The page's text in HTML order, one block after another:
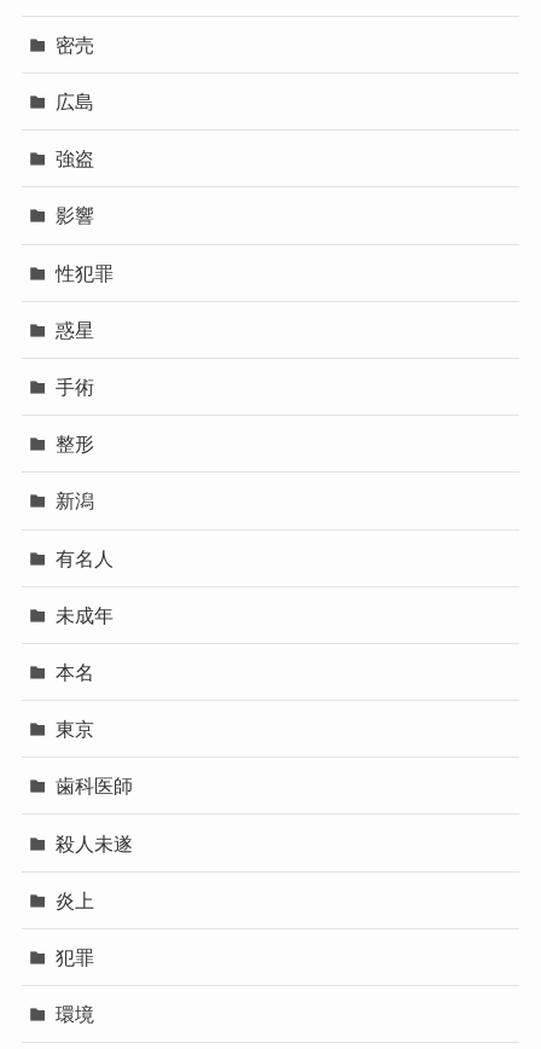
密売
広島
強盗
影響
性犯罪
惑星
手術
整形
新潟
有名人
未成年
本名
東京
歯科医師
殺人未遂
炎上
犯罪
環境